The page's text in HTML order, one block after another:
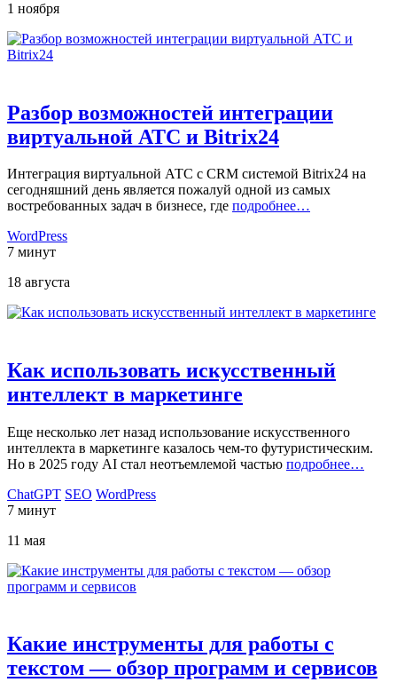
1 ноября
Разбор возможностей интеграции
виртуальной АТС и Bitrix24
Интеграция виртуальной АТС с CRM системой Bitrix24 на
сегодняшний день является пожалуй одной из самых
востребованных задач в бизнесе, где подробнее…
WordPress
7 минут
18 августа
Как использовать искусственный
интеллект в маркетинге
Еще несколько лет назад использование искусственного
интеллекта в маркетинге казалось чем-то футуристическим.
Но в 2025 году AI стал неотъемлемой частью подробнее…
ChatGPT SEO WordPress
7 минут
11 мая
Какие инструменты для работы с
текстом — обзор программ и сервисов